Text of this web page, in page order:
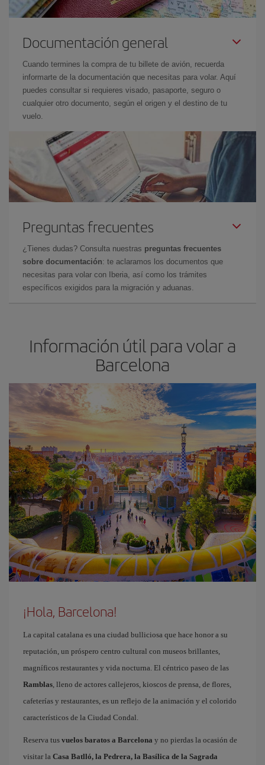
Documentación general
Cuando termines la compra de tu billete de avión, recuerda
informarte de la documentación que necesitas para volar. Aquí
puedes consultar si requieres visado, pasaporte, seguro o
cualquier otro documento, según el origen y el destino de tu
vuelo.
Preguntas frecuentes
¿Tienes dudas? Consulta nuestras preguntas frecuentes
sobre documentación: te aclaramos los documentos que
necesitas para volar con Iberia, así como los trámites
específicos exigidos para la migración y aduanas.
Información útil para volar a
Barcelona
¡Hola, Barcelona!
La capital catalana es una ciudad bulliciosa que hace honor a su
reputación, un próspero centro cultural con museos brillantes,
magníficos restaurantes y vida nocturna. El céntrico paseo de las
Ramblas, lleno de actores callejeros, kioscos de prensa, de flores,
cafeterías y restaurantes, es un reflejo de la animación y el colorido
característicos de la Ciudad Condal.
Reserva tus vuelos baratos a Barcelona y no pierdas la ocasión de
visitar la Casa Batlló, la Pedrera, la Basílica de la Sagrada